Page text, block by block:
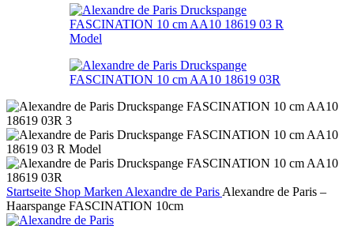
Startseite Shop Marken Alexandre de Paris Alexandre de Paris –
Haarspange FASCINATION 10cm